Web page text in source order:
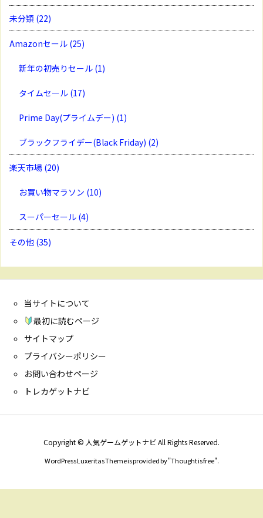
未分類 (22)
Amazonセール (25)
新年の初売りセール (1)
タイムセール (17)
Prime Day(プライムデー) (1)
ブラックフライデー(Black Friday) (2)
楽天市場 (20)
お買い物マラソン (10)
スーパーセール (4)
その他 (35)
当サイトについて
最初に読むページ
サイトマップ
プライバシーポリシー
お問い合わせページ
トレカゲットナビ
Copyright © 人気ゲームゲットナビAll Rights Reserved.
WordPress Luxeritas Theme is provided by "Thought is free".